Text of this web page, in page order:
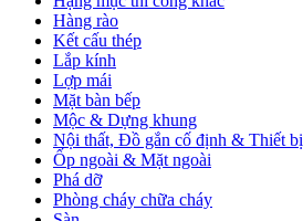
Hàng rào
Kết cấu thép
Lắp kính
Lợp mái
Mặt bàn bếp
Mộc & Dựng khung
Nội thất, Đồ gắn cố định & Thiết bị
Ốp ngoài & Mặt ngoài
Phá dỡ
Phòng cháy chữa cháy